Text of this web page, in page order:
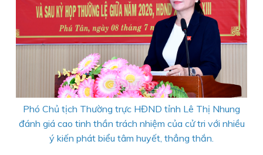
Phó Chủ tịch Thường trực HĐND tỉnh Lê Thị Nhung
đánh giá cao tinh thần trách nhiệm của cử tri với nhiều
ý kiến phát biểu tâm huyết, thẳng thắn.